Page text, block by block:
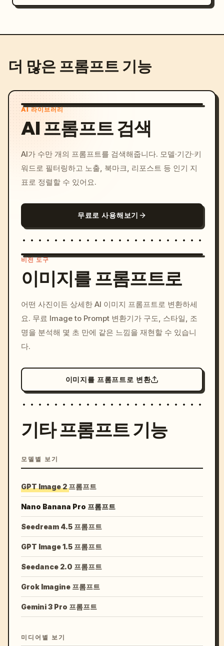
더 많은 프롬프트 기능
AI 라이브러리
AI 프롬프트 검색
AI가 수만 개의 프롬프트를 검색해줍니다. 모델·기간·키
워드로 필터링하고 노출, 북마크, 리포스트 등 인기 지
표로 정렬할 수 있어요.
무료로 사용해보기
c, cyberpunk sunset, neon
colors, 8k --v 6.0
비전 도구
이미지를 프롬프트로
어떤 사진이든 상세한 AI 이미지 프롬프트로 변환하세
요. 무료 Image to Prompt 변환기가 구도, 스타일, 조
명을 분석해 몇 초 만에 같은 느낌을 재현할 수 있습니
다.
이미지를 프롬프트로 변환
기타 프롬프트 기능
모델별 보기
GPT Image 2 프롬프트
Nano Banana Pro 프롬프트
Seedream 4.5 프롬프트
GPT Image 1.5 프롬프트
Seedance 2.0 프롬프트
Grok Imagine 프롬프트
Gemini 3 Pro 프롬프트
미디어별 보기